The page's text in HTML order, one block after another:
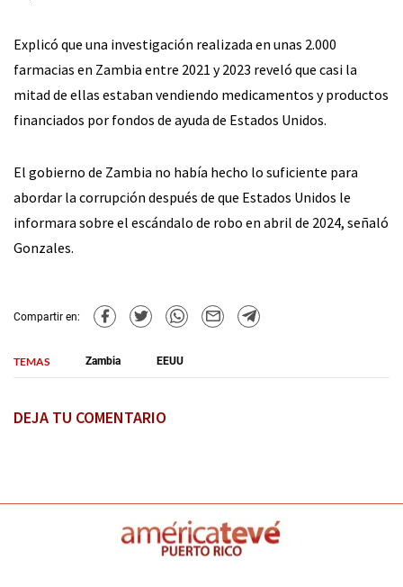
Explicó que una investigación realizada en unas 2.000
farmacias en Zambia entre 2021 y 2023 reveló que casi la
mitad de ellas estaban vendiendo medicamentos y productos
financiados por fondos de ayuda de Estados Unidos.
El gobierno de Zambia no había hecho lo suficiente para
abordar la corrupción después de que Estados Unidos le
informara sobre el escándalo de robo en abril de 2024, señaló
Gonzales.
Compartir en:
TEMAS Zambia EEUU
DEJA TU COMENTARIO